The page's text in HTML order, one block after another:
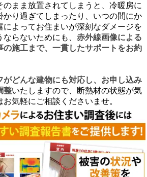
のまま放置されてしまうと、冷暖房に
かり過ぎてしまったり、いつの間にか
によってお住まいが深刻なダメージを
らないためにも、 赤外線画像による
の施工まで、一貫したサポートをお約
がどんな建物にも対応し、お申し込み
整いたしますので、断熱材の状態が気
気軽にご相談くださいませ。